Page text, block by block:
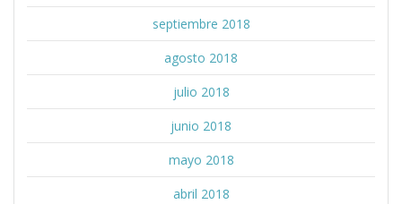
septiembre 2018
agosto 2018
julio 2018
junio 2018
mayo 2018
abril 2018